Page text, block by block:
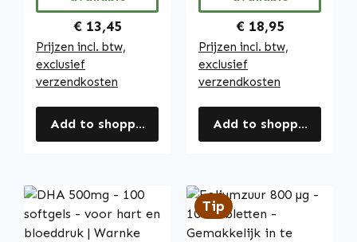
Regular price:
€ 13,45
Prijzen incl. btw,
exclusief
verzendkosten
Add to shopping cart
Regular price:
€ 18,95
Prijzen incl. btw,
exclusief
verzendkosten
Add to shopping cart
Tip